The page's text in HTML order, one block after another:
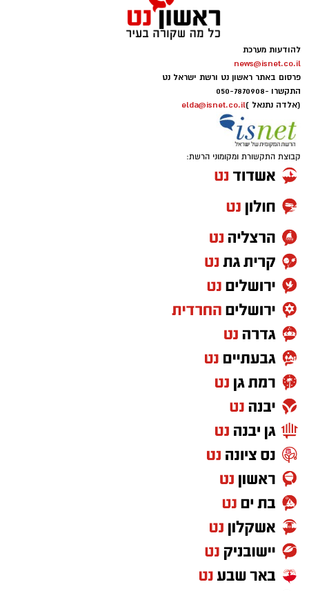
להודעות מערכת
news@isnet.co.il
פרסום באתר ראשון נט ורשת ישראל נט
התקשרו -050-7870908
(אלדה נתנאל )elda@isnet.co.il
קבוצת התקשורת ומקומוני הרשת: